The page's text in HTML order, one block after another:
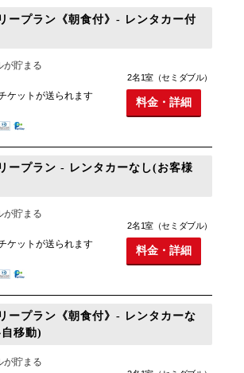
ープラン《朝食付》- レンタカー付
が貯まる
ケットが送られます
2名1室（セミダブル）
料金・詳細
ープラン - レンタカーなし(お客様
が貯まる
ケットが送られます
2名1室（セミダブル）
料金・詳細
ープラン《朝食付》- レンタカーな
移動)
が貯まる